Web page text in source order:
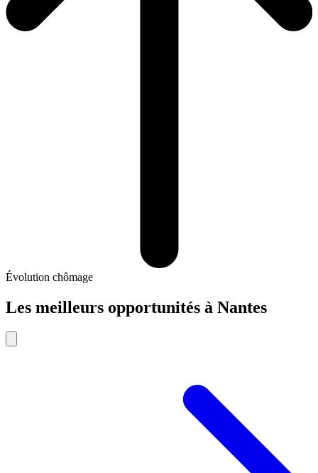
Évolution chômage
Les meilleurs opportunités à Nantes